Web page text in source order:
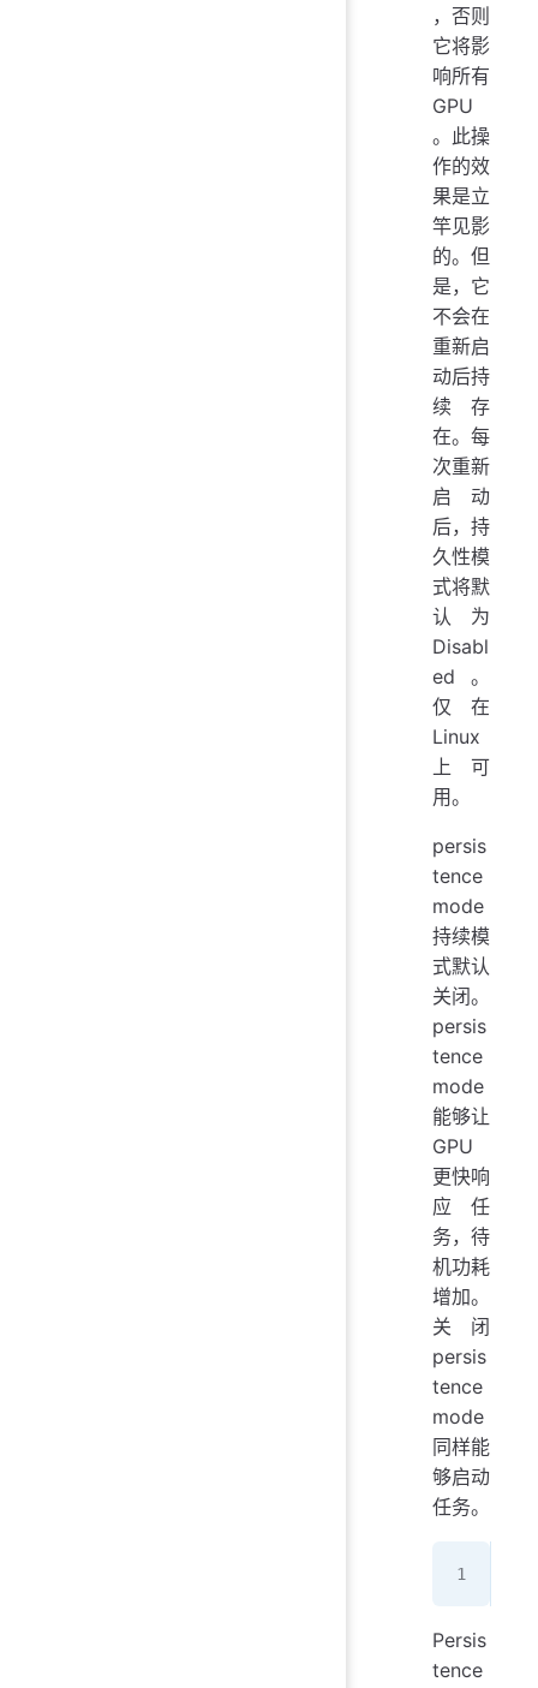
，否则
它将影
响所有
GPU
。此操
作的效
果是立
竿见影
的。但
是，它
不会在
重新启
动后持
续存
在。每
次重新
启动
后，持
久性模
式将默
认为
Disabl
ed。
仅在
Linux
上可
用。
persis
tence
mode
持续模
式默认
关闭。
persis
tence
mode
能够让
GPU
更快响
应任
务，待
机功耗
增加。
关闭
persis
tence
mode
同样能
够启动
任务。
Persis
tence